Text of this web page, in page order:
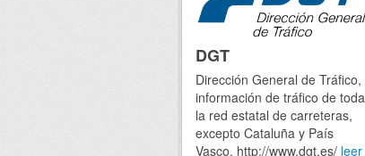
DGT
Dirección General de Tráfico,
información de tráfico de toda
la red estatal de carreteras,
excepto Cataluña y País
Vasco. http://www.dgt.es/ leer